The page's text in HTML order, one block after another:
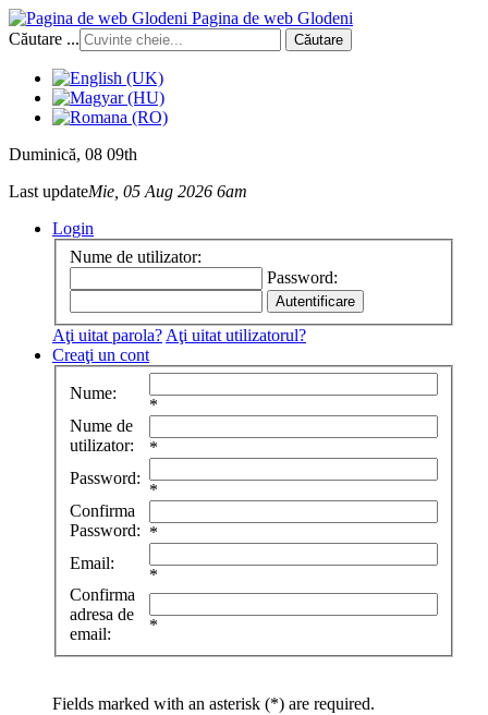
Pagina de web Glodeni
Căutare ...
Căutare
Duminică, 08 09th
Last updateMie, 05 Aug 2026 6am
Login
Nume de utilizator:
Password:
Aţi uitat parola? Aţi uitat utilizatorul?
Creaţi un cont
Nume:
*
Nume de
utilizator:
*
Password:
*
Confirma
Password: *
Email:
*
Confirma
adresa de
email:
*
Fields marked with an asterisk (*) are required.